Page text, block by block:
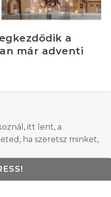
a
már adventi
itt lent, a
ha szeretsz minket,